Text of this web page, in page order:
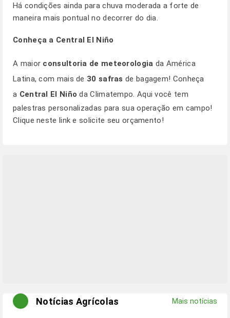
Há condições ainda para chuva moderada a forte de
maneira mais pontual no decorrer do dia.
Conheça a Central El Niño
A maior consultoria de meteorologia da América
Latina, com mais de 30 safras de bagagem! Conheça
a Central El Niño da Climatempo. Aqui você tem
palestras personalizadas para sua operação em campo!
Cliqueneste link e solicite seu orçamento!
Notícias Agrícolas Mais notícias